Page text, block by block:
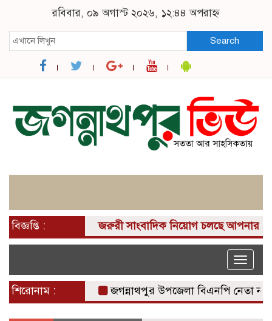
রবিবার, ০৯ অগাস্ট ২০২৬, ১২:৪৪ অপরাহ্ন
Search
বিজ্ঞপ্তি : জরুরী সাংবাদিক নিয়োগ চলছে আপনার কাছে
Toggle
শিরোনাম : জগন্নাথপুর উপজেলা বিএনপি নেতা নান্নুর